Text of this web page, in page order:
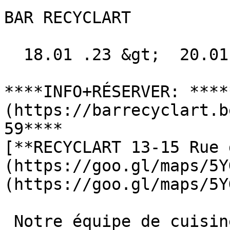
BAR RECYCLART
****INFO+RÉSERVER:
(https://
59****
[**RECYCLART 13-15
(https://goo.gl/maps/
(https://goo.gl/maps/